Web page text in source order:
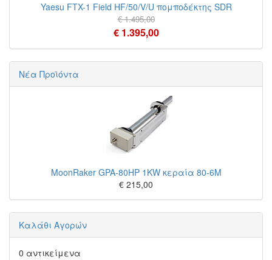
Yaesu FTX-1 Field HF/50/V/U πομποδέκτης SDR
€ 1.495,00
€ 1.395,00
Νέα Προϊόντα
MoonRaker GPA-80HP 1KW κεραία 80-6M
€ 215,00
Καλάθι Αγορών
0 αντικείμενα